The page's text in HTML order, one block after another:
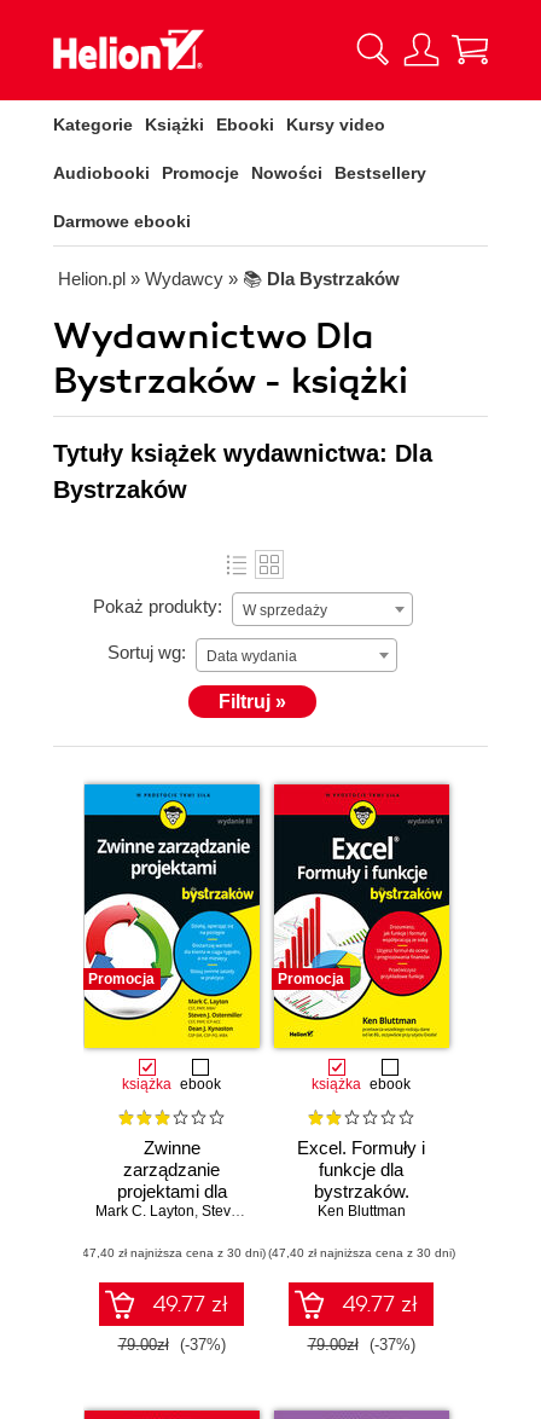
Kategorie Książki Ebooki Kursy video
Audiobooki Promocje Nowości Bestsellery
Darmowe ebooki
Helion.pl » Wydawcy » 📚 Dla Bystrzaków
Wydawnictwo Dla
Bystrzaków - książki
Tytuły książek wydawnictwa: Dla
Bystrzaków
Pokaż produkty: W sprzedaży
Sortuj wg: Data wydania
Filtruj »
Promocja
książka ebook
Zwinne
zarządzanie
projektami dla
bystrzaków.
Mark C. Layton, Steven J. Ostermiller , Dean J. Kynaston
(47,40 zł najniższa cena z 30 dni)
49.77 zł
79.00zł (-37%)
Promocja
książka ebook
Excel. Formuły i
funkcje dla
bystrzaków.
Wydanie VI
Ken Bluttman
(47,40 zł najniższa cena z 30 dni)
49.77 zł
79.00zł (-37%)